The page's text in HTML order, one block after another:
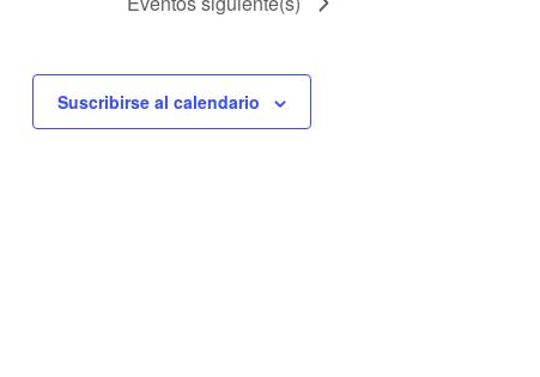
Suscribirse al calendario